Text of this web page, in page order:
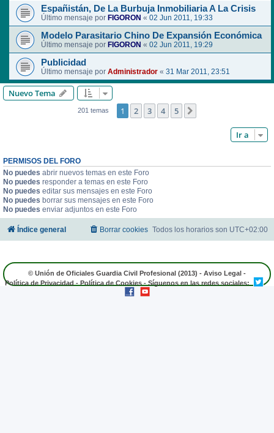
Españistán, De La Burbuja Inmobiliaria A La Crisis
Último mensaje por FIGORON « 02 Jun 2011, 19:33
Modelo Parasitario Chino De Expansión Económica
Último mensaje por FIGORON « 02 Jun 2011, 19:29
Publicidad
Último mensaje por Administrador « 31 Mar 2011, 23:51
Nuevo Tema
201 temas 1 2 3 4 5
Ir a
PERMISOS DEL FORO
No puedes abrir nuevos temas en este Foro
No puedes responder a temas en este Foro
No puedes editar sus mensajes en este Foro
No puedes borrar sus mensajes en este Foro
No puedes enviar adjuntos en este Foro
Índice general Todos los horarios son UTC+02:00
Borrar cookies
© Unión de Oficiales Guardia Civil Profesional (2013) - Aviso Legal -
Política de Privacidad - Política de Cookies - Síguenos en las redes sociales: